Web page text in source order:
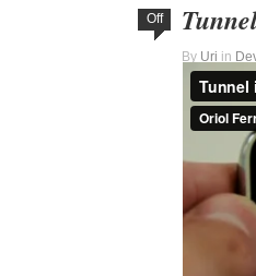
Off
By Uri in